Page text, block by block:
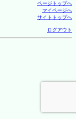
ページトップへ
マイページへ
サイトトップへ
ログアウト